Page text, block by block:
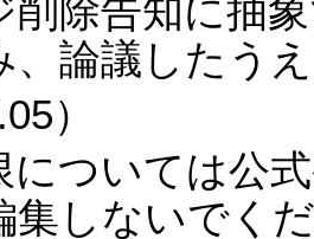
削除告知に抽
、論議したう
）
については公
集しないでく